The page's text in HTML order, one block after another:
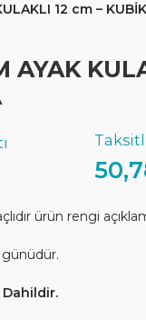
12 cm –
AYAK
ürün rengi
Dahildir.